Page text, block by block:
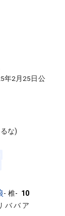
年2月25日公
な)
-椎- 10
バ バ ア